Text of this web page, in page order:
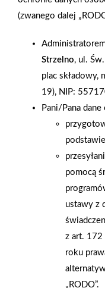
Z PSB
PSB Mrówka z Opola
"Bezpieczna droga do
Kluczkowicach w
przeszkalane z zakresu
rowerze, hulajnodze,
względem poruszania
Ponadto odbyło się
stronę jezdni po
otrzymały od Mrówki
(zwanego dalej
Strzelno, ul.
plac składowy,
19), NIP:
Pani/Pana
pomocą
ustawy z
z art. 172
roku
„RODO”.